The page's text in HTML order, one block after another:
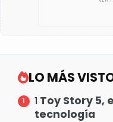
LO MÁS
1 Toy Story 5,
tecnología